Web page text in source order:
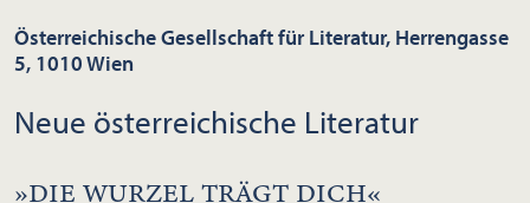
Österreichische Gesellschaft für Literatur, Herrengasse
5, 1010 Wien
Neue österreichische Literatur
»DIE WURZEL TRÄGT DICH«